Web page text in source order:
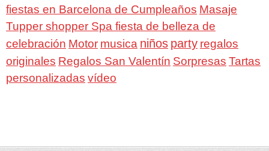
fiestas en Barcelona de Cumpleaños Masaje
Tupper shopper Spa fiesta de belleza de
celebración Motor musica niños party regalos
originales Regalos San Valentín Sorpresas Tartas
personalizadas vídeo